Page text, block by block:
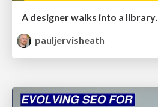
A designer walks into a library…
pauljervisheath